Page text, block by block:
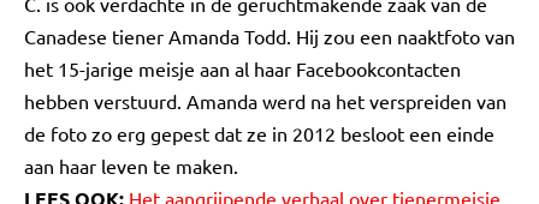
Canadese tiener Amanda Todd. Hij zou een naaktfoto van
het 15-jarige meisje aan al haar Facebookcontacten
hebben verstuurd. Amanda werd na het verspreiden van
de foto zo erg gepest dat ze in 2012 besloot een einde
aan haar leven te maken.
LEES OOK: Het aangrijpende verhaal over tienermeisje